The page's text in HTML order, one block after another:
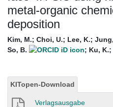
metal-organic
deposition
Kim, M.; Choi, U.; Lee, K.;
So, B.
; Ku, K.;
KITopen-Download
Verlagsausgabe